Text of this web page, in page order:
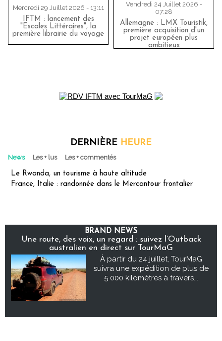
Mercredi 29 Juillet 2026 - 13:11
IFTM : lancement des
"Escales Littéraires", la
première librairie du voyage
Vendredi 24 Juillet 2026 -
07:28
Allemagne : LMX Touristik,
première acquisition d'un
projet européen plus
ambitieux
DERNIÈRE HEURE
News Les + lus Les + commentés
Le Rwanda, un tourisme à haute altitude
France, Italie : randonnée dans le Mercantour frontalier
BRAND NEWS
Une route, des voix, un regard : suivez l’Outback
australien en direct sur TourMaG
À partir du 24 juillet, TourMaG
suivra une expédition de plus de
5 000 kilomètres à travers...